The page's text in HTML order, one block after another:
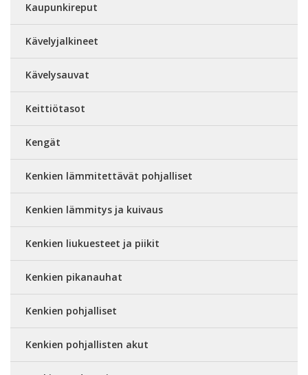
Kaupunkireput
Kävelyjalkineet
Kävelysauvat
Keittiötasot
Kengät
Kenkien lämmitettävät pohjalliset
Kenkien lämmitys ja kuivaus
Kenkien liukuesteet ja piikit
Kenkien pikanauhat
Kenkien pohjalliset
Kenkien pohjallisten akut